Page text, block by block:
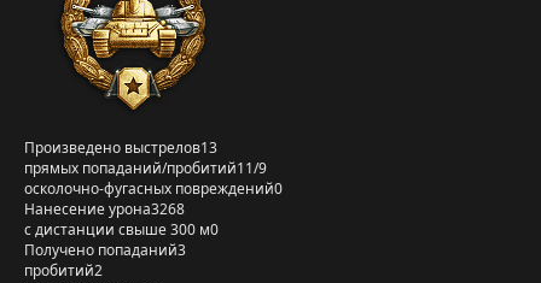
Произведено выстрелов13
прямых попаданий/пробитий11/9
осколочно-фугасных повреждений0
Нанесение урона3268
с дистанции свыше 300 м0
Получено попаданий3
пробитий2